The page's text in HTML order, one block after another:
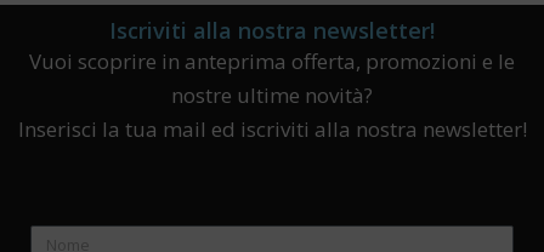
Iscriviti alla nostra newsletter!
Vuoi scoprire in anteprima offerta, promozioni e le
nostre ultime novità?
Inserisci la tua mail ed iscriviti alla nostra newsletter!